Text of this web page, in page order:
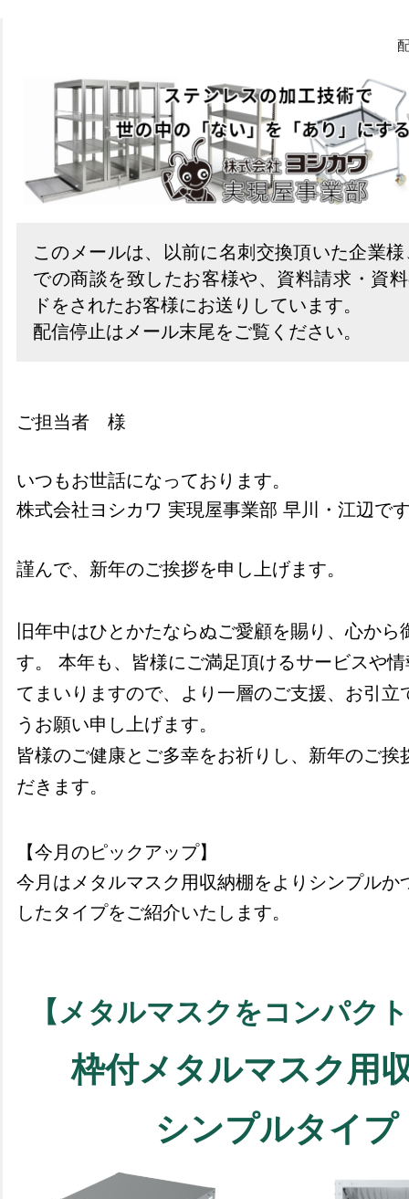
このメールは、以前に名刺交換頂いた企業
での商談を致したお客様や、資料請求・資
ドをされたお客様にお送りしています。
配信停止はメール末尾をご覧ください。
ご担当者 様
いつもお世話になっております。
株式会社ヨシカワ 実現屋事業部 早川・江辺で
謹んで、新年のご挨拶を申し上げます。
旧年中はひとかたならぬご愛顧を賜り、心から
す。 本年も、皆様にご満足頂けるサービスや
てまいりますので、より一層のご支援、お引立
うお願い申し上げます。
皆様のご健康とご多幸をお祈りし、新年のご挨
だきます。
【今月のピックアップ】
今月はメタルマスク用収納棚をよりシンプルか
したタイプをご紹介いたします。
【メタルマスクをコンパク
枠付メタルマスク用
シンプルタイプ